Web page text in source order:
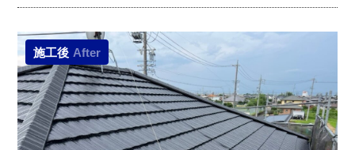
施工後 After